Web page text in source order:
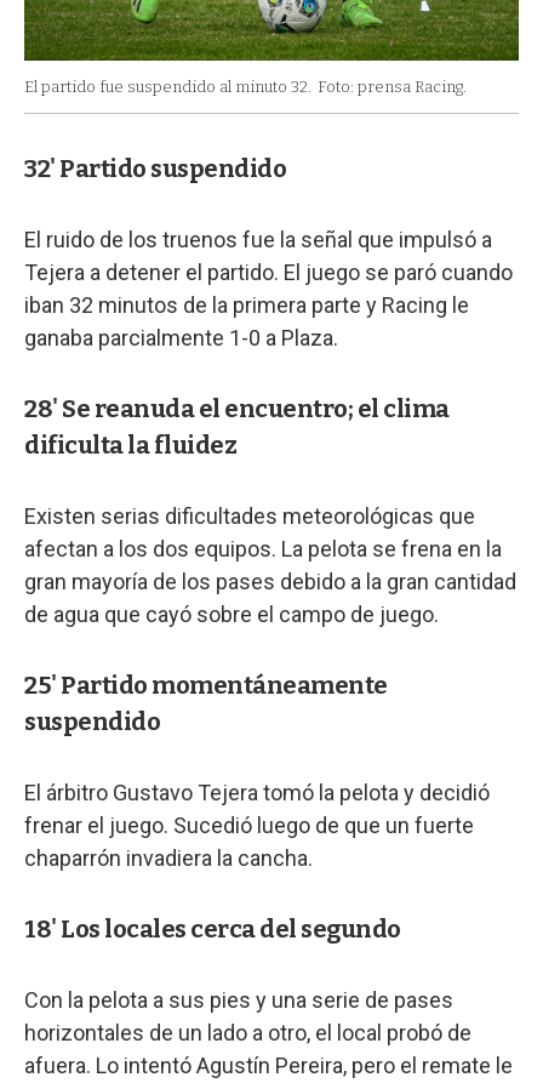
El partido fue suspendido al minuto 32. Foto: prensa Racing.
32' Partido suspendido
El ruido de los truenos fue la señal que impulsó a
Tejera a detener el partido. El juego se paró cuando
iban 32 minutos de la primera parte y Racing le
ganaba parcialmente 1-0 a Plaza.
28' Se reanuda el encuentro; el clima
dificulta la fluidez
Existen serias dificultades meteorológicas que
afectan a los dos equipos. La pelota se frena en la
gran mayoría de los pases debido a la gran cantidad
de agua que cayó sobre el campo de juego.
25' Partido momentáneamente
suspendido
El árbitro Gustavo Tejera tomó la pelota y decidió
frenar el juego. Sucedió luego de que un fuerte
chaparrón invadiera la cancha.
18' Los locales cerca del segundo
Con la pelota a sus pies y una serie de pases
horizontales de un lado a otro, el local probó de
afuera. Lo intentó Agustín Pereira, pero el remate le